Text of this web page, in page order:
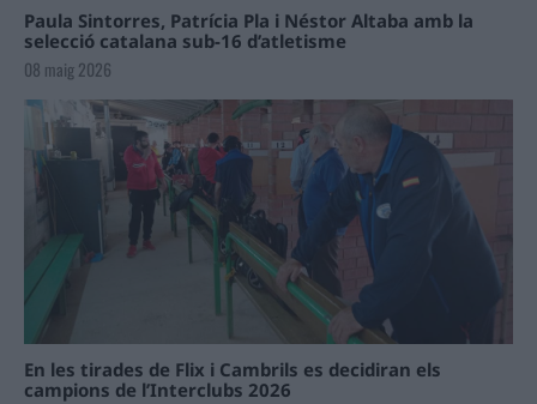
Paula Sintorres, Patrícia Pla i Néstor Altaba amb la
selecció catalana sub-16 d’atletisme
08 maig 2026
En les tirades de Flix i Cambrils es decidiran els
campions de l’Interclubs 2026